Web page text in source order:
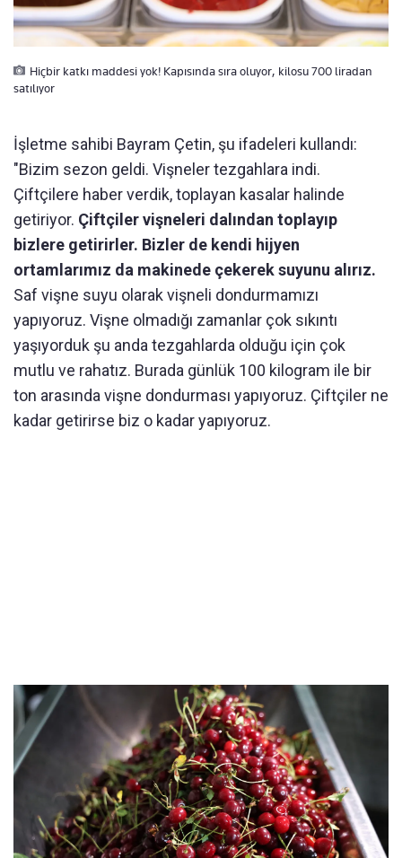
Hiçbir katkı maddesi yok! Kapısında sıra oluyor, kilosu 700 liradan
satılıyor
İşletme sahibi Bayram Çetin, şu ifadeleri kullandı:
"Bizim sezon geldi. Vişneler tezgahlara indi.
Çiftçilere haber verdik, toplayan kasalar halinde
getiriyor. Çiftçiler vişneleri dalından toplayıp
bizlere getirirler. Bizler de kendi hijyen
ortamlarımız da makinede çekerek suyunu alırız.
Saf vişne suyu olarak vişneli dondurmamızı
yapıyoruz. Vişne olmadığı zamanlar çok sıkıntı
yaşıyorduk şu anda tezgahlarda olduğu için çok
mutlu ve rahatız. Burada günlük 100 kilogram ile bir
ton arasında vişne dondurması yapıyoruz. Çiftçiler ne
kadar getirirse biz o kadar yapıyoruz.